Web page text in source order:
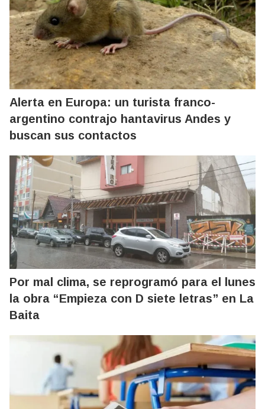
Alerta en Europa: un turista franco-
argentino contrajo hantavirus Andes y
buscan sus contactos
Por mal clima, se reprogramó para el lunes
la obra “Empieza con D siete letras” en La
Baita